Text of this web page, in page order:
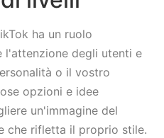
ha un ruolo
l'attenzione degli utenti e
o il vostro
opzioni e idee
un'immagine del
che rifletta il proprio stile.